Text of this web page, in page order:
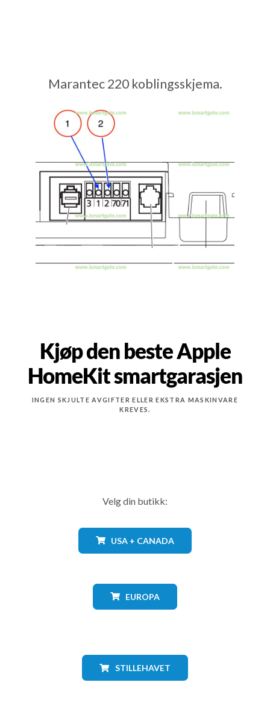
Marantec 220 koblingsskjema.
Kjøp den beste Apple
HomeKit smartgarasjen
INGEN SKJULTE AVGIFTER ELLER EKSTRA MASKINVARE
KREVES.
Velg din butikk:
USA + CANADA
EUROPA
STILLEHAVET